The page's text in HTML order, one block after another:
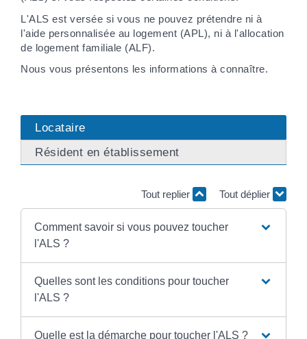
L'ALS est versée si vous ne pouvez prétendre ni à
l'aide personnalisée au logement (APL), ni à l'allocation
de logement familiale (ALF).
Nous vous présentons les informations à connaître.
Locataire
Résident en établissement
Tout replier Tout déplier
Comment savoir si vous pouvez toucher
l'ALS ?
Quelles sont les conditions pour toucher
l'ALS ?
Quelle est la démarche pour toucher l'ALS ?